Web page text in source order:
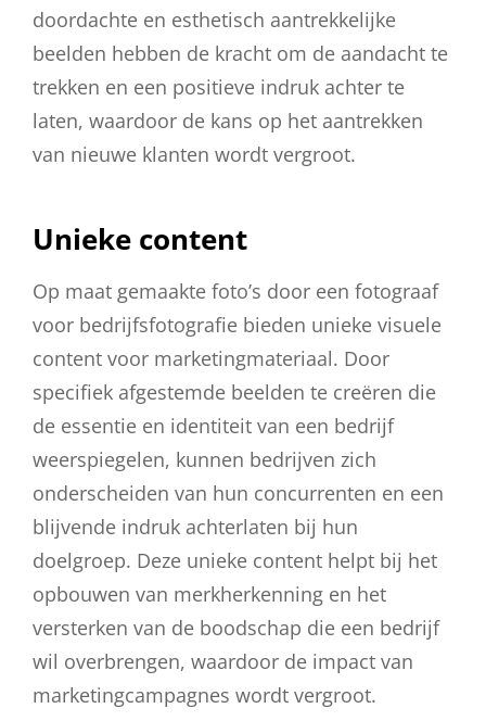
doordachte en esthetisch aantrekkelijke
beelden hebben de kracht om de aandacht te
trekken en een positieve indruk achter te
laten, waardoor de kans op het aantrekken
van nieuwe klanten wordt vergroot.
Unieke content
Op maat gemaakte foto’s door een fotograaf
voor bedrijfsfotografie bieden unieke visuele
content voor marketingmateriaal. Door
specifiek afgestemde beelden te creëren die
de essentie en identiteit van een bedrijf
weerspiegelen, kunnen bedrijven zich
onderscheiden van hun concurrenten en een
blijvende indruk achterlaten bij hun
doelgroep. Deze unieke content helpt bij het
opbouwen van merkherkenning en het
versterken van de boodschap die een bedrijf
wil overbrengen, waardoor de impact van
marketingcampagnes wordt vergroot.